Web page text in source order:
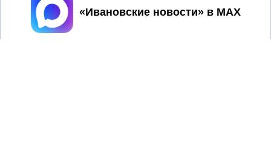
Принять